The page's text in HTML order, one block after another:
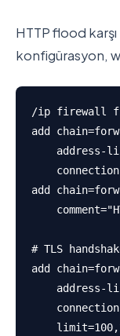
HTTP flood
konfigürasyon,
/ip firewall
add
address-
add
# TLS
add
address-